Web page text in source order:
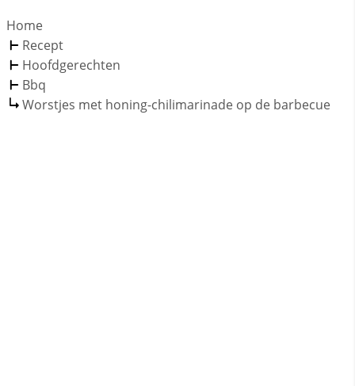
Home
Recept
Hoofdgerechten
Bbq
Worstjes met honing-chilimarinade op de barbecue